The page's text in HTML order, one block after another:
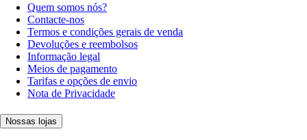
Quem somos nós?
Contacte-nos
Termos e condições gerais de venda
Devoluções e reembolsos
Informação legal
Meios de pagamento
Tarifas e opções de envio
Nota de Privacidade
Nossas lojas